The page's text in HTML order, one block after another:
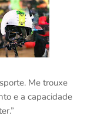
Me trouxe
e a capacidade